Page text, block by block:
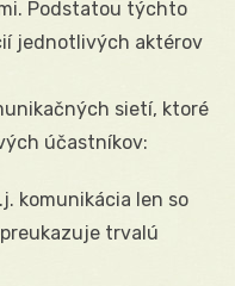
Podstatou týchto
jednotlivých aktérov
sietí, ktoré
účastníkov:
komunikácia len so
trvalú